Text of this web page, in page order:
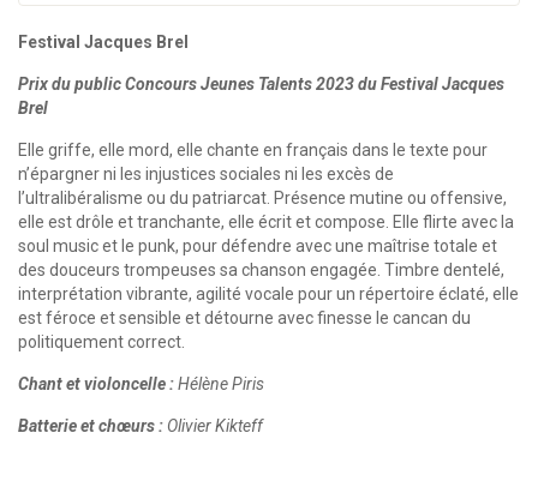
Festival Jacques Brel
Prix du public Concours Jeunes Talents 2023 du Festival Jacques
Brel
Elle griffe, elle mord, elle chante en français dans le texte pour
n’épargner ni les injustices sociales ni les excès de
l’ultralibéralisme ou du patriarcat. Présence mutine ou offensive,
elle est drôle et tranchante, elle écrit et compose. Elle flirte avec la
soul music et le punk, pour défendre avec une maîtrise totale et
des douceurs trompeuses sa chanson engagée. Timbre dentelé,
interprétation vibrante, agilité vocale pour un répertoire éclaté, elle
est féroce et sensible et détourne avec finesse le cancan du
politiquement correct.
Chant et violoncelle :Hélène Piris
Batterie et chœurs : Olivier Kikteff